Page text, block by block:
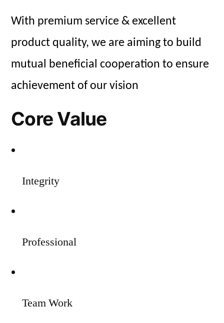
With premium service & excellent
product quality, we are aiming to build
mutual beneficial cooperation to ensure
achievement of our vision
Core Value
Integrity
Professional
Team Work